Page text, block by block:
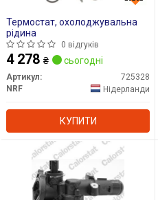
Термостат, охолоджувальна
рідина
0 відгуків
4 278 ₴ сьогодні
Артикул:
725328
NRF
Нідерланди
КУПИТИ